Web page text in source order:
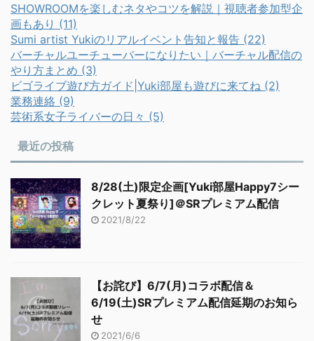
SHOWROOMを楽しむネタやコツを解説｜視聴者参加型企
画もあり (11)
Sumi artist Yukiのリアルイベント告知と報告 (22)
バーチャルユーチューバーになりたい｜バーチャル配信の
やり方まとめ (3)
ビゴライブ遊び方ガイド|Yuki部屋も遊びに来てね (2)
業務連絡 (9)
芸術系女子ライバーの日々 (5)
最近の投稿
8/28(土)限定企画[Yuki部屋Happy7シー
クレット夏祭り]＠SRプレミアム配信
2021/8/22
【お詫び】6/7(月)コラボ配信＆
6/19(土)SRプレミアム配信延期のお知ら
せ
2021/6/6